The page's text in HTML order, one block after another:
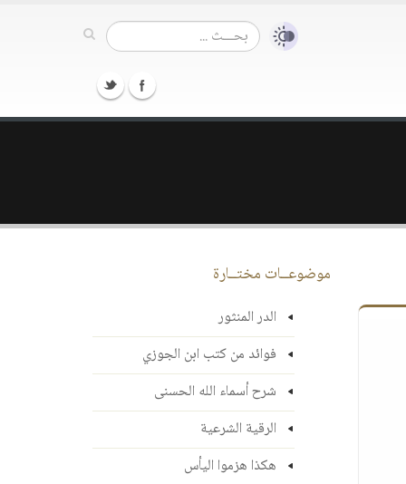
موضوعــات مختــارة
الدر المنثور
فوائد من كتب ابن الجوزي
شرح أسماء الله الحسنى
الرقية الشرعية
هكذا هزموا اليأس